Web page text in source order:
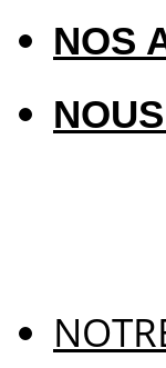
NOS